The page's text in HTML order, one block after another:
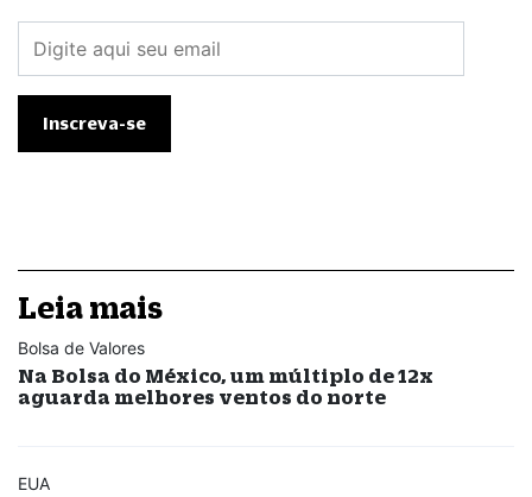
Leia mais
Bolsa de Valores
Na Bolsa do México, um múltiplo de 12x
aguarda melhores ventos do norte
EUA